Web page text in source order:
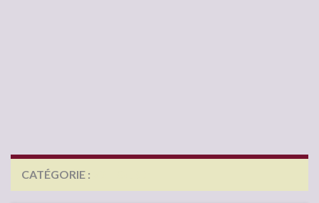
CATÉGORIE :